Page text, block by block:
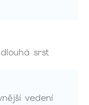
srst
vedení